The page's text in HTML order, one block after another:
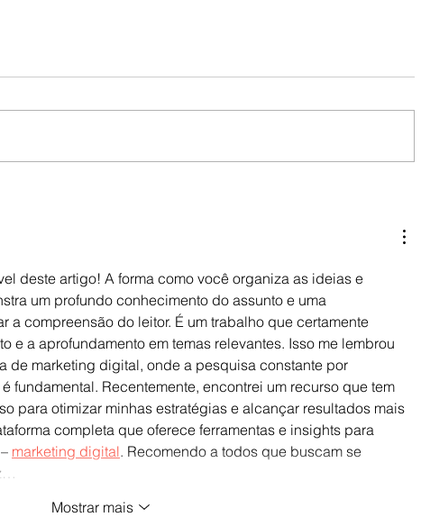
deste artigo! A forma como você organiza as ideias e
um profundo conhecimento do assunto e uma
a compreensão do leitor. É um trabalho que certamente
e a aprofundamento em temas relevantes. Isso me lembrou
de marketing digital, onde a pesquisa constante por
fundamental. Recentemente, encontrei um recurso que tem
para otimizar minhas estratégias e alcançar resultados mais
completa que oferece ferramentas e insights para
marketing digital. Recomendo a todos que buscam se
Mostrar mais